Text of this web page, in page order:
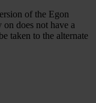
of the Egon
does not have a
taken to the alternate